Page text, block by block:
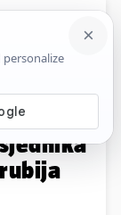
Komentari